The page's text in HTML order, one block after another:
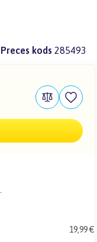
Preces kods 285493
19,99 €